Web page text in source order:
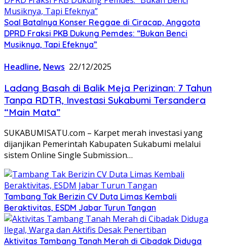
Soal Batalnya Konser Reggae di Ciracap, Anggota
DPRD Fraksi PKB Dukung Pemdes: “Bukan Benci
Musiknya, Tapi Efeknya”
Headline, News 22/12/2025
Ladang Basah di Balik Meja Perizinan: 7 Tahun
Tanpa RDTR, Investasi Sukabumi Tersandera
“Main Mata”
SUKABUMISATU.com – Karpet merah investasi yang
dijanjikan Pemerintah Kabupaten Sukabumi melalui
sistem Online Single Submission…
Tambang Tak Berizin CV Duta Limas Kembali
Beraktivitas, ESDM Jabar Turun Tangan
Aktivitas Tambang Tanah Merah di Cibadak Diduga